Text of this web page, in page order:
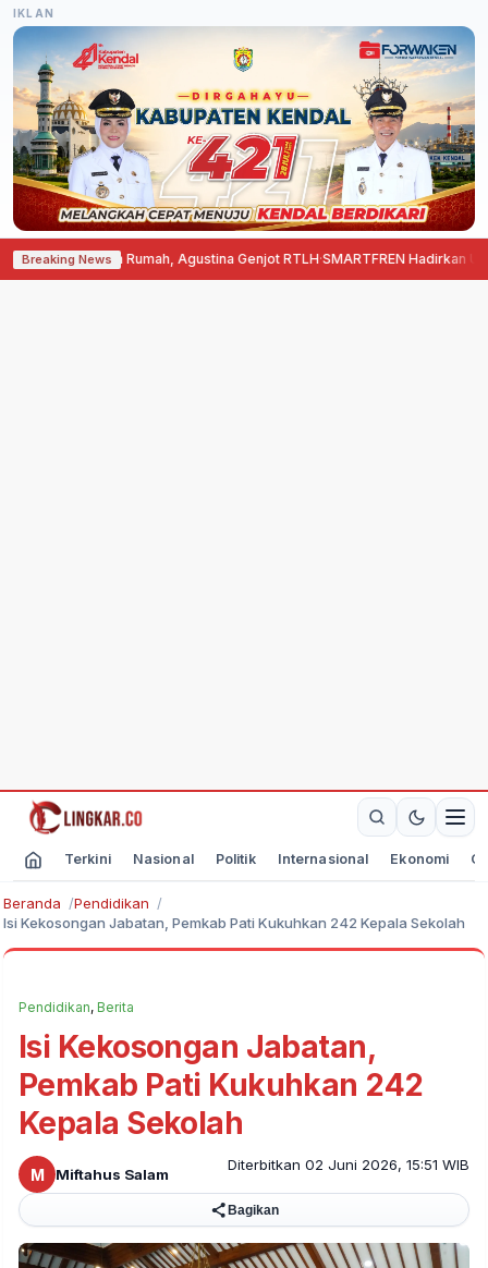
IKLAN
Breaking News
Bedah Rumah, Agustina Genjot RTLH·SMARTFREN Hadirkan Unlimited
Terkini Nasional Politik Internasional Ekonomi
Beranda
Pendidikan
Isi Kekosongan Jabatan, Pemkab Pati Kukuhkan 242 Kepala Sekolah
Pendidikan, Berita
Isi Kekosongan Jabatan,
Pemkab Pati Kukuhkan 242
Kepala Sekolah
M Miftahus Salam
Diterbitkan 02 Juni 2026, 15:51 WIB
Bagikan